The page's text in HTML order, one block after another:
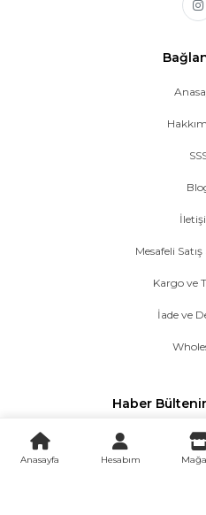
Mesafeli
Kargo ve
İade ve
Haber
Anasayfa Hesabım